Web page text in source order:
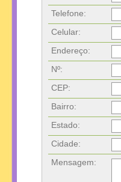
Telefone:
Celular:
Endereço:
Nº:
CEP:
Bairro:
Estado:
Cidade:
Mensagem: